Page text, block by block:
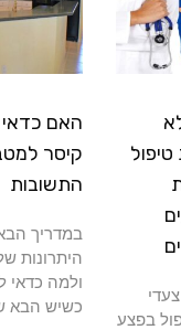
בפצע
האם כדאי
קיסר
התשובות
במדריך
היתרונות
ולמה כדאי
כשיש הבא